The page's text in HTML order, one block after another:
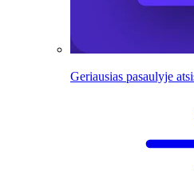
Geriausias pasaulyje